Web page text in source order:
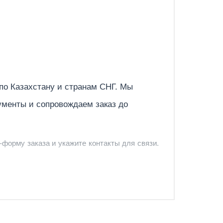
Казахстану и странам СНГ. Мы
и сопровождаем заказ до
заказа и укажите контакты для связи.
предложить удобный вариант доставки.